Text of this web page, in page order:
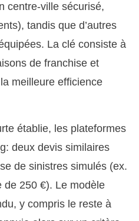
centre-ville sécurisé,
tandis que d’autres
La clé consiste à
de franchise et
meilleure efficience
établie, les plateformes
deux devis similaires
de sinistres simulés (ex.
de 250 €). Le modèle
y compris le reste à